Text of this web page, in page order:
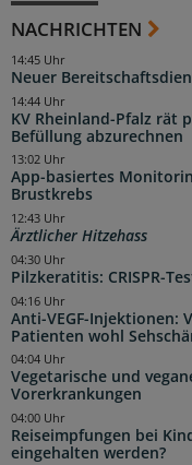
NACHRICHTEN
Neuer
14:45 Uhr
KV Rheinland-Pfalz rät
Befüllung abzurechnen
14:44 Uhr
App-basiertes
Brustkrebs
13:02 Uhr
Ärztlicher Hitzehass
12:43 Uhr
Pilzkeratitis: CRISPR-
04:30 Uhr
Anti-VEGF-Injektionen:
Patienten wohl
04:16 Uhr
Vegetarische und
Vorerkrankungen
04:04 Uhr
Reiseimpfungen bei
eingehalten werden?
04:00 Uhr